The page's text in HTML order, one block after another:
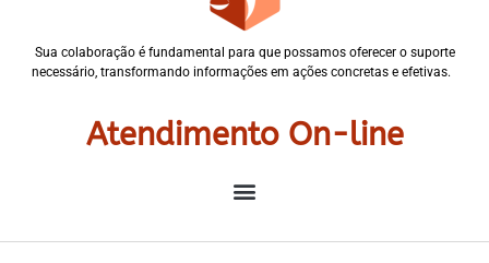
Sua colaboração é fundamental para que possamos oferecer o suporte
necessário, transformando informações em ações concretas e efetivas.
Atendimento On-line